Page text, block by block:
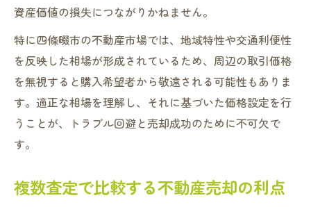
資産価値の損失につながりかねません。
特に四條畷市の不動産市場では、地域特性や交通利便性
を反映した相場が形成されているため、周辺の取引価格
を無視すると購入希望者から敬遠される可能性もありま
す。適正な相場を理解し、それに基づいた価格設定を行
うことが、トラブル回避と売却成功のために不可欠で
す。
複数査定で比較する不動産売却の利点